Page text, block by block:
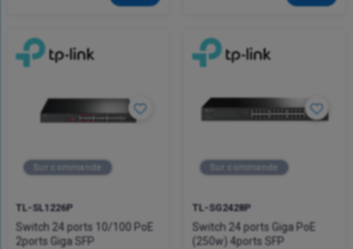
Sur commande
TL-SL1226P
Switch 24 ports 10/100 PoE
2ports Giga SFP
Sur commande
TL-SG2428P
Switch 24 ports Giga PoE
(250w) 4ports SFP